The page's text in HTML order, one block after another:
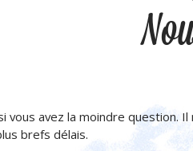
vous avez la moindre question.
brefs délais.